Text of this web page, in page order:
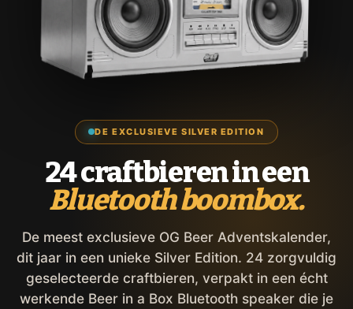
DE EXCLUSIEVE SILVER EDITION
24 craftbieren in een
Bluetooth boombox.
De meest exclusieve OG Beer Adventskalender,
dit jaar in een unieke Silver Edition. 24 zorgvuldig
geselecteerde craftbieren, verpakt in een écht
werkende Beer in a Box Bluetooth speaker die je